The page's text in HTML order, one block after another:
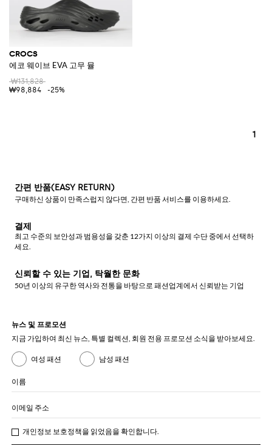
CROCS
에코 웨이브 EVA 고무 뮬
₩131,828
₩98,884
-25%
1
간편 반품(EASY RETURN)
구매하신 상품이 만족스럽지 않다면, 간편 반품 서비스를 이용하세요.
결제
최고 수준의 보안성과 범용성을 갖춘 12가지 이상의 결제 수단 중에서 선택하
세요.
신뢰할 수 있는 기업, 탁월한 문화
50년 이상의 유구한 역사와 전통을 바탕으로 패션업계에서 신뢰받는 기업
뉴스 및 프로모션
지금 가입하여 최신 뉴스, 특별 컬렉션, 회원 전용 프로모션 소식을 받아보세요.
여성 패션 남성 패션
이름
이메일 주소
개인정보 보호정책을 읽었음을 확인합니다.